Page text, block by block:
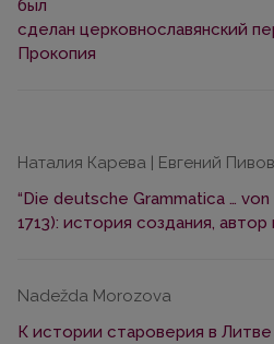
был
сделан церковнославянский
Прокопия
Наталия Карева | Евгений
“Die deutsche Grammatica … von
1713): история создания, автор
Nadežda Morozova
К истории староверия в